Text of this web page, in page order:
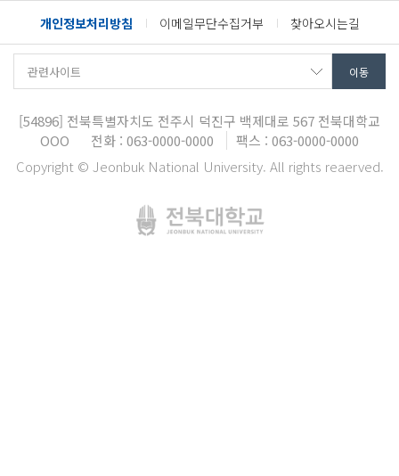
개인정보처리방침 이메일무단수집거부 찾아오시는길
[54896] 전북특별자치도 전주시 덕진구 백제대로 567 전북대학교
OOO
전화 : 063-0000-0000
팩스 : 063-0000-0000
Copyright © Jeonbuk National University. All rights reaerved.